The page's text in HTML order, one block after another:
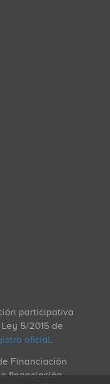
participativa
5/2015 de
oficial.
Financiación
financiación